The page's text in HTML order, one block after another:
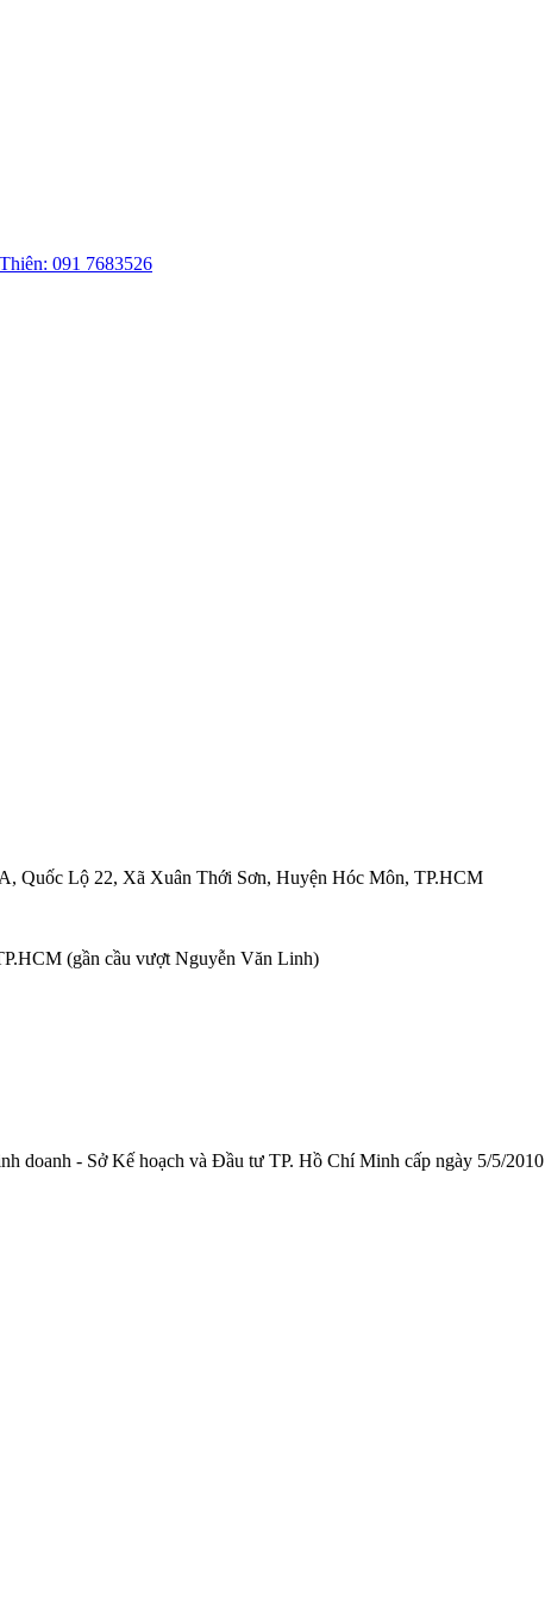
091 7683526
Quốc Lộ 22, Xã Xuân Thới Sơn, Huyện Hóc Môn, TP.HCM
(gần cầu vượt Nguyễn Văn Linh)
doanh - Sở Kế hoạch và Đầu tư TP. Hồ Chí Minh cấp ngày 5/5/2010